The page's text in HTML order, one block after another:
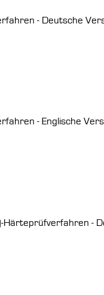
- Deutsche
- Englische
Härteprüfverfahren -